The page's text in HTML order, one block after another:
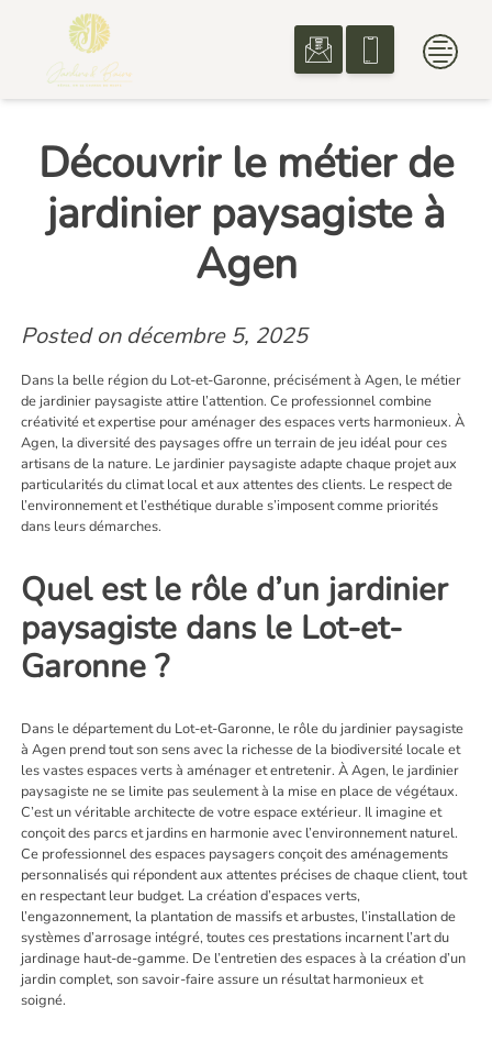
Découvrir le métier de
jardinier paysagiste à
Agen
Posted on décembre 5, 2025
Dans la belle région du Lot-et-Garonne, précisément à Agen, le métier
de jardinier paysagiste attire l’attention. Ce professionnel combine
créativité et expertise pour aménager des espaces verts harmonieux. À
Agen, la diversité des paysages offre un terrain de jeu idéal pour ces
artisans de la nature. Le jardinier paysagiste adapte chaque projet aux
particularités du climat local et aux attentes des clients. Le respect de
l’environnement et l’esthétique durable s’imposent comme priorités
dans leurs démarches.
Quel est le rôle d’un jardinier
paysagiste dans le Lot-et-
Garonne ?
Dans le département du Lot-et-Garonne, le rôle du jardinier paysagiste
à Agen prend tout son sens avec la richesse de la biodiversité locale et
les vastes espaces verts à aménager et entretenir. À Agen, le jardinier
paysagiste ne se limite pas seulement à la mise en place de végétaux.
C’est un véritable architecte de votre espace extérieur. Il imagine et
conçoit des parcs et jardins en harmonie avec l’environnement naturel.
Ce professionnel des espaces paysagers conçoit des aménagements
personnalisés qui répondent aux attentes précises de chaque client, tout
en respectant leur budget. La création d’espaces verts,
l’engazonnement, la plantation de massifs et arbustes, l’installation de
systèmes d’arrosage intégré, toutes ces prestations incarnent l’art du
jardinage haut-de-gamme. De l’entretien des espaces à la création d’un
jardin complet, son savoir-faire assure un résultat harmonieux et
soigné.